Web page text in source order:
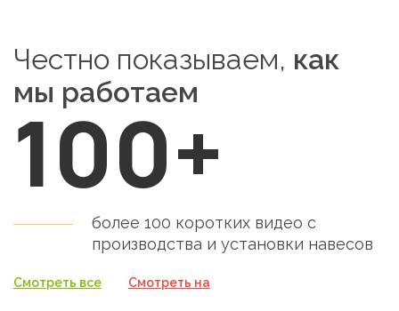
Честно показываем, как
мы работаем
100+
более 100 коротких видео с
производства и установки навесов
Смотреть все Смотреть на